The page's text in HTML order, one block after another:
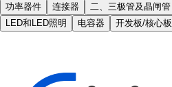
功率器件
连接器 二、三极管及晶闸管
LED和LED照明
电容器 开发板/核心板